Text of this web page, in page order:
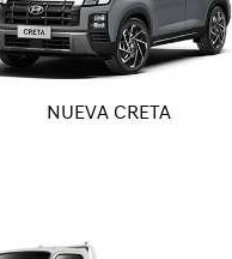
NUEVA CRETA